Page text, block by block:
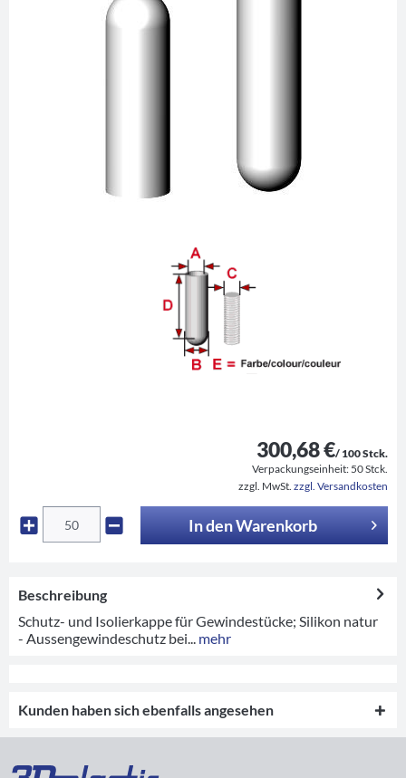
300,68 €/ 100 Stck.
Verpackungseinheit: 50 Stck.
zzgl. MwSt. zzgl. Versandkosten
In denWarenkorb
Beschreibung
Schutz- und Isolierkappe für Gewindestücke; Silikon natur
- Aussengewindeschutz bei...
mehr
Kunden haben sich ebenfalls angesehen